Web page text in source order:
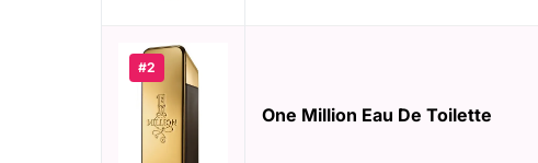
#2
One Million Eau De Toilette